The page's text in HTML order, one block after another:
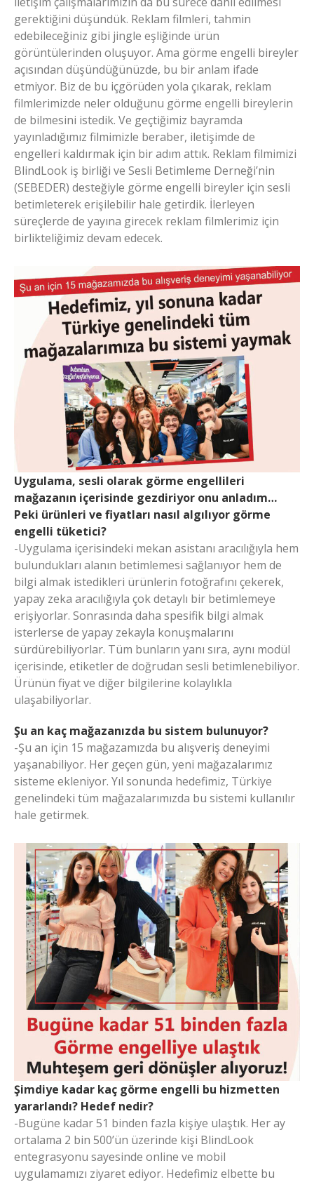
gerektiğini düşündük. Reklam filmleri, tahmin
edebileceğiniz gibi jingle eşliğinde ürün
görüntülerinden oluşuyor. Ama görme engelli bireyler
açısından düşündüğünüzde, bu bir anlam ifade
etmiyor. Biz de bu içgörüden yola çıkarak, reklam
filmlerimizde neler olduğunu görme engelli bireylerin
de bilmesini istedik. Ve geçtiğimiz bayramda
yayınladığımız filmimizle beraber, iletişimde de
engelleri kaldırmak için bir adım attık. Reklam filmimizi
BlindLook iş birliği ve Sesli Betimleme Derneği’nin
(SEBEDER) desteğiyle görme engelli bireyler için sesli
betimleterek erişilebilir hale getirdik. İlerleyen
süreçlerde de yayına girecek reklam filmlerimiz için
birlikteliğimiz devam edecek.
Uygulama, sesli olarak görme engellileri
mağazanın içerisinde gezdiriyor onu anladım…
Peki ürünleri ve fiyatları nasıl algılıyor görme
engelli tüketici?
-Uygulama içerisindeki mekan asistanı aracılığıyla hem
bulundukları alanın betimlemesi sağlanıyor hem de
bilgi almak istedikleri ürünlerin fotoğrafını çekerek,
yapay zeka aracılığıyla çok detaylı bir betimlemeye
erişiyorlar. Sonrasında daha spesifik bilgi almak
isterlerse de yapay zekayla konuşmalarını
sürdürebiliyorlar. Tüm bunların yanı sıra, aynı modül
içerisinde, etiketler de doğrudan sesli betimlenebiliyor.
Ürünün fiyat ve diğer bilgilerine kolaylıkla
ulaşabiliyorlar.
Şu an kaç mağazanızda bu sistem bulunuyor?
-Şu an için 15 mağazamızda bu alışveriş deneyimi
yaşanabiliyor. Her geçen gün, yeni mağazalarımız
sisteme ekleniyor. Yıl sonunda hedefimiz, Türkiye
genelindeki tüm mağazalarımızda bu sistemi kullanılır
hale getirmek.
Şimdiye kadar kaç görme engelli bu hizmetten
yararlandı? Hedef nedir?
-Bugüne kadar 51 binden fazla kişiye ulaştık. Her ay
ortalama 2 bin 500’ün üzerinde kişi BlindLook
entegrasyonu sayesinde online ve mobil
uygulamamızı ziyaret ediyor. Hedefimiz elbette bu